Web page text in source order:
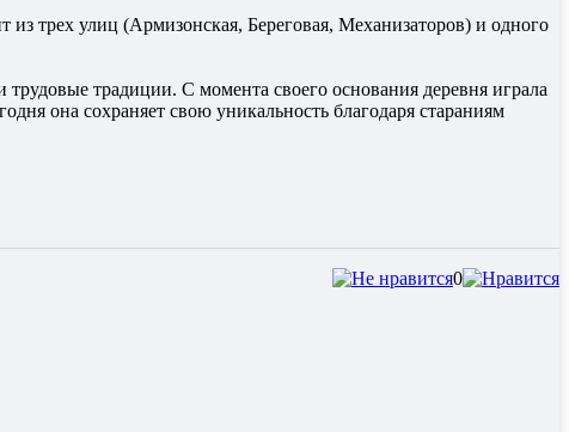
из трех улиц (Армизонская, Береговая, Механизаторов) и одного
трудовые традиции. С момента своего основания деревня играла
она сохраняет свою уникальность благодаря стараниям
0